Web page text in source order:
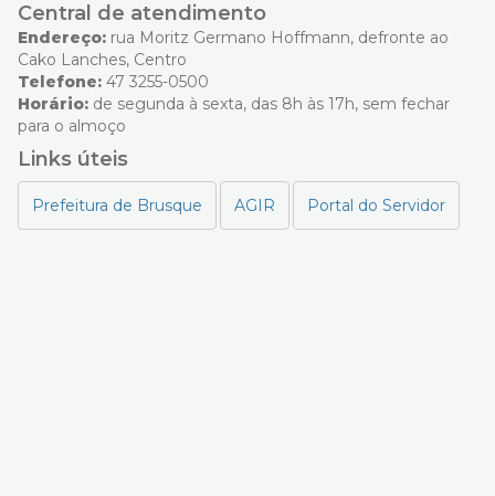
Central de atendimento
Endereço: rua Moritz Germano Hoffmann, defronte ao
Cako Lanches, Centro
Telefone: 47 3255-0500
Horário: de segunda à sexta, das 8h às 17h, sem fechar
para o almoço
Links úteis
Prefeitura de Brusque AGIR Portal do Servidor